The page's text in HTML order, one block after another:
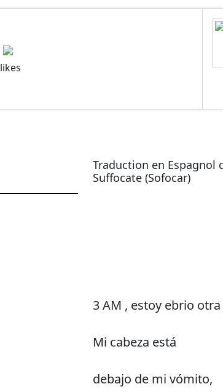
likes
Traduction en Espagnol
Suffocate (Sofocar)
3 AM , estoy ebrio otra
Mi cabeza está
debajo de mi vómito,